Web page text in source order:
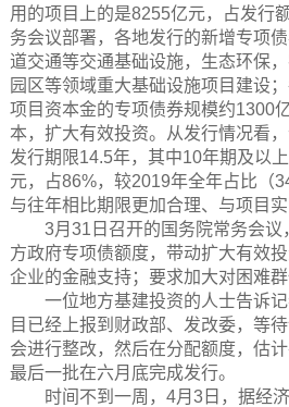
用的项目上的是8255亿元，占发行
务会议部署，各地发行的新增专项
道交通等交通基础设施，生态环保
园区等领域重大基础设施项目建设
项目资本金的专项债券规模约1300
本，扩大有效投资。从发行情况看
发行期限14.5年，其中10年期及以
元，占86%，较2019年全年占比（
与往年相比期限更加合理、与项目实
3月31日召开的国务院常务会
方政府专项债额度，带动扩大有效
企业的金融支持；要求加大对困难
一位地方基建投资的人士告诉
目已经上报到财政部、发改委，等
会进行整改，然后在分配额度，估
最后一批在六月底完成发行。
时间不到一周，4月3日，据经